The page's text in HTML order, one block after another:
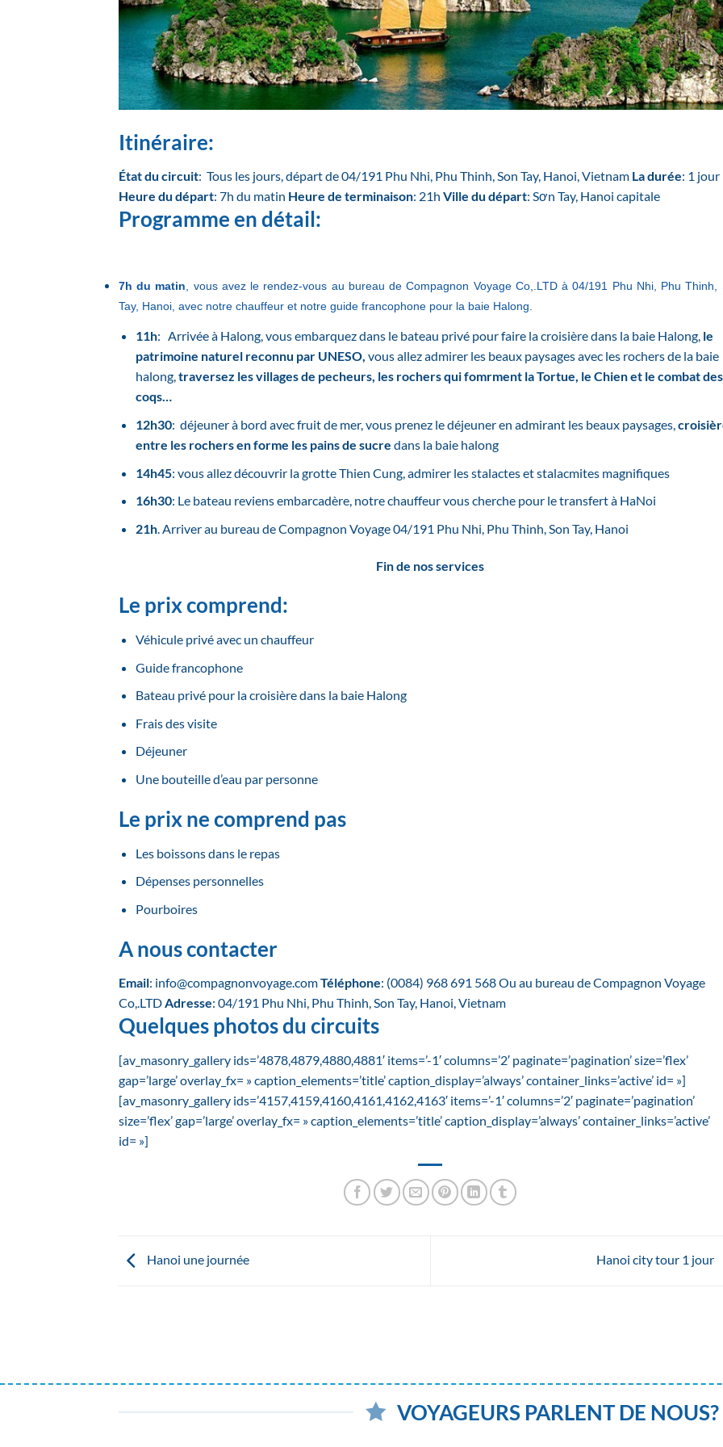
Itinéraire:
État du circuit: Tous les jours, départ de 04/191 Phu Nhi, Phu Thinh, Son Tay, Hanoi, Vietnam La durée: 1 jour
Heure du départ: 7h du matin Heure de terminaison: 21h Ville du départ: Sơn Tay, Hanoi capitale
Programme en détail:
7h du matin , vous avez le rendez-vous au bureau de Compagnon Voyage Co,.LTD à 04/191 Phu Nhi, Phu Thinh,
Tay, Hanoi, avec notre chauffeur et notre guide francophone pour la baie Halong.
11h: Arrivée à Halong, vous embarquez dans le bateau privé pour faire la croisière dans la baie Halong,le
patrimoine naturel reconnu par UNESO, vous allez admirer les beaux paysages avec les rochers de la baie
halong,traversez les villages de pecheurs, les rochers qui fomrment la Tortue, le Chien et le combat des
coqs…
12h30: déjeuner à bord avec fruit de mer, vous prenez le déjeuner en admirant les beaux paysages,
entre les rochers en forme les pains de sucre dans la baie halong
14h45: vous allez découvrir la grotte Thien Cung, admirer les stalactes et stalacmites magnifiques
16h30: Le bateau reviens embarcadère, notre chauffeur vous cherche pour le transfert à HaNoi
21h. Arriver au bureau de Compagnon Voyage 04/191 Phu Nhi, Phu Thinh, Son Tay, Hanoi
Fin de nos services
Le prix comprend:
Véhicule privé avec un chauffeur
Guide francophone
Bateau privé pour la croisière dans la baie Halong
Frais des visite
Déjeuner
Une bouteille d’eau par personne
Le prix ne comprend pas
Les boissons dans le repas
Dépenses personnelles
Pourboires
A nous contacter
Email: info@compagnonvoyage.comTéléphone: (0084) 968 691 568 Ou au bureau de Compagnon Voyage
Co,.LTDAdresse: 04/191 Phu Nhi, Phu Thinh, Son Tay, Hanoi, Vietnam
Quelques photos du circuits
[av_masonry_gallery ids=’4878,4879,4880,4881′ items=’-1′ columns=’2′ paginate=’pagination’ size=’flex’
gap=’large’ overlay_fx= » caption_elements=’title’ caption_display=’always’ container_links=’active’ id= »]
[av_masonry_gallery ids=’4157,4159,4160,4161,4162,4163′ items=’-1′ columns=’2′ paginate=’pagination’
size=’flex’ gap=’large’ overlay_fx= » caption_elements=’title’ caption_display=’always’ container_links=’active’
id= »]
Hanoi une journée Hanoi city tour 1 jour
VOYAGEURS PARLENT DE NOUS?